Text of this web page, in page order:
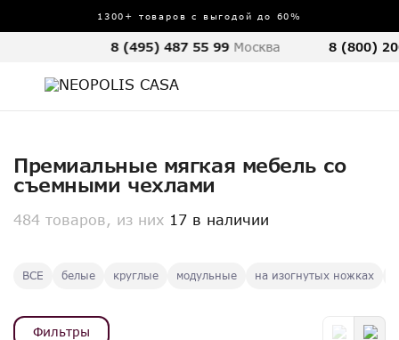
1300+ товаров с выгодой до 60%
8 (495) 487 55 99 Москва 8 (800)
Премиальные мягкая мебель со
съемными чехлами
484 товаров, из них 17 в наличии
ВСЕ белые круглые модульные на изогнутых ножках
Фильтры